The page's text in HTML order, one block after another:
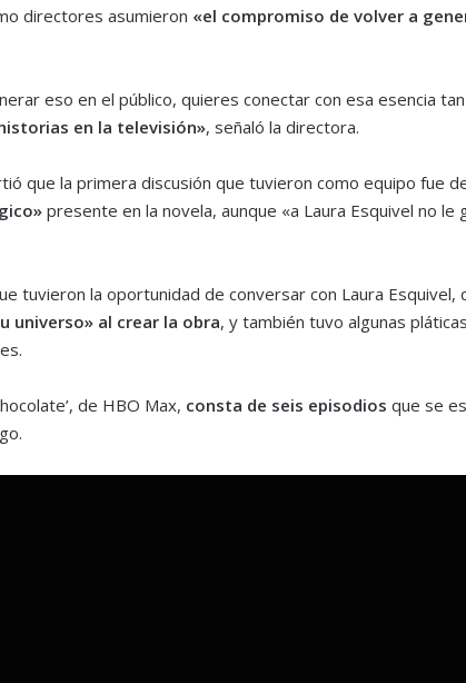
directores asumieron «el compromiso de volver a
eso en el público, quieres conectar con esa esencia
en la televisión», señaló la directora.
que la primera discusión que tuvieron como equipo fue
presente en la novela, aunque «a Laura Esquivel no le
tuvieron la oportunidad de conversar con Laura Esquivel,
universo» al crear la obra, y también tuvo algunas
de HBO Max, consta de seis episodios que se